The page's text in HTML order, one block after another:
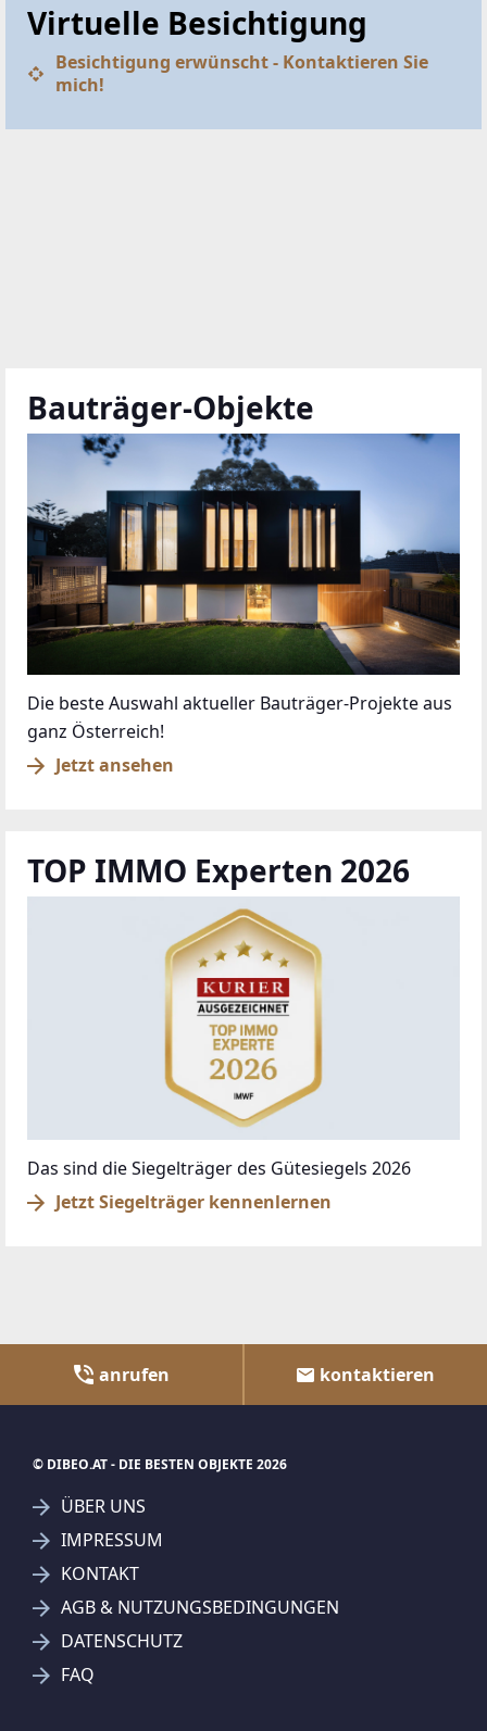
Virtuelle Besichtigung
Besichtigung erwünscht - Kontaktieren Sie
mich!
Bauträger-Objekte
Die beste Auswahl aktueller Bauträger-Projekte aus
ganz Österreich!
Jetzt ansehen
TOP IMMO Experten 2026
Das sind die Siegelträger des Gütesiegels 2026
Jetzt Siegelträger kennenlernen
anrufen kontaktieren
© DIBEO.AT - DIE BESTEN OBJEKTE 2026
ÜBER UNS
IMPRESSUM
KONTAKT
AGB & NUTZUNGSBEDINGUNGEN
DATENSCHUTZ
FAQ